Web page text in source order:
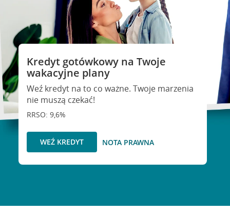
Kredyt gotówkowy na Twoje
wakacyjne plany
Weź kredyt na to co ważne. Twoje marzenia
nie muszą czekać!
RRSO: 9,6%
WEŹ KREDYT NOTA PRAWNA